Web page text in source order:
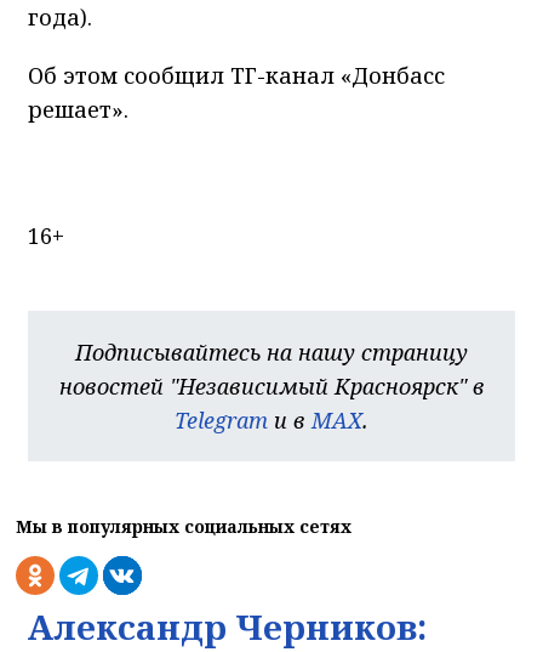
года).
Об этом сообщил ТГ-канал «Донбасс
решает».
16+
Подписывайтесь на нашу страницу
новостей "Независимый Красноярск" в
Telegram и вMAX.
Мы в популярных социальных сетях
Александр Черников: